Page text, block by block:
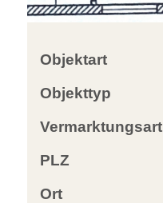
Objektart
Objekttyp
Vermarktungsart
PLZ
Ort